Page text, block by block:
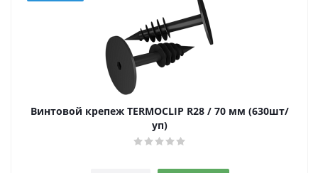
Винтовой крепеж TERMOCLIP R28 / 70 мм (630шт/
уп)